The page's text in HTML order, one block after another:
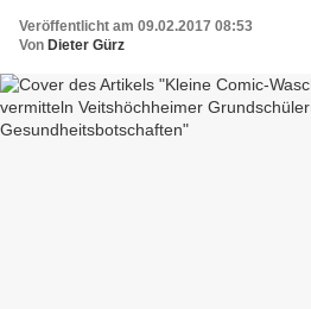
Veröffentlicht am 09.02.2017 08:53
Von Dieter Gürz